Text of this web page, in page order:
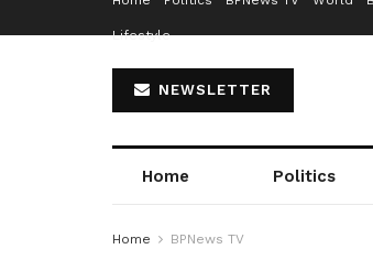
Lifestyle
NEWSLETTER
Home Politics
Home BPNews TV